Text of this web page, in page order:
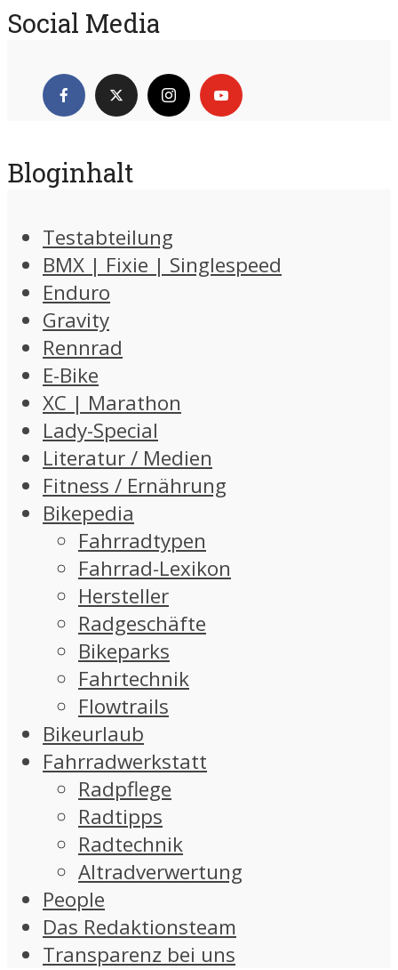
Social Media
Bloginhalt
Testabteilung
BMX | Fixie | Singlespeed
Enduro
Gravity
Rennrad
E-Bike
XC | Marathon
Lady-Special
Literatur / Medien
Fitness / Ernährung
Bikepedia
Fahrradtypen
Fahrrad-Lexikon
Hersteller
Radgeschäfte
Bikeparks
Fahrtechnik
Flowtrails
Bikeurlaub
Fahrradwerkstatt
Radpflege
Radtipps
Radtechnik
Altradverwertung
People
Das Redaktionsteam
Transparenz bei uns